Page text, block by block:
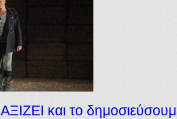
ΑΞΙΖΕΙ και το